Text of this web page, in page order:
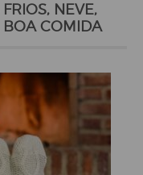
NEVE,
BOA COMIDA